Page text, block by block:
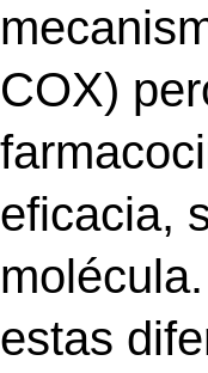
COX)
eficacia,
estas